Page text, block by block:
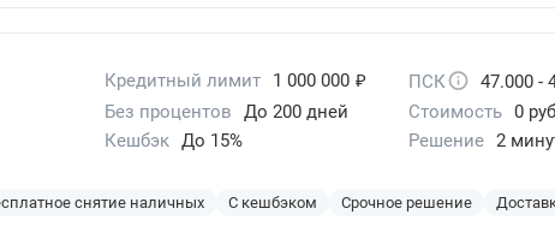
Кредитный лимит 1 000 000 ₽ ПСК
47.000 -
Без процентов
До 200 дней Стоимость 0
Кешбэк До 15% Решение 2
снятие наличных С кешбэком Срочное решение